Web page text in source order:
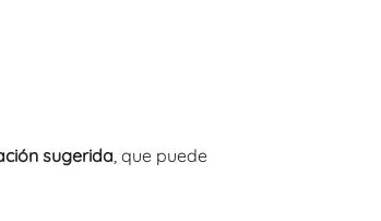
sugerida, que puede